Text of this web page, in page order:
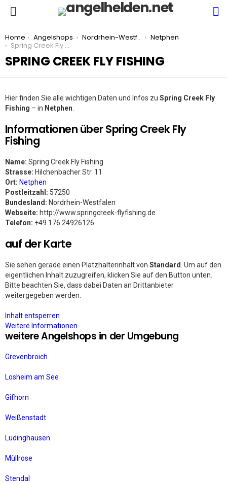
You are here:
Home Angelshops Nordrhein-Westfalen
Netphen
Spring Creek Fly Fishing
SPRING CREEK FLY FISHING
Hier finden Sie alle wichtigen Daten und Infos zu Spring Creek Fly
Fishing – in Netphen
Informationen über Spring Creek Fly
Fishing
Name: Spring Creek Fly Fishing
Strasse: Hilchenbacher Str. 11
Ort: Netphen
Postleitzahl: 57250
Bundesland: Nordrhein-Westfalen
Webseite: http://www.springcreek-flyfishing.de
Telefon: +49 176 24926126
auf der Karte
Sie sehen gerade einen Platzhalterinhalt von Standard . Um auf den
eigentlichen Inhalt zuzugreifen, klicken Sie auf den Button unten.
Bitte beachten Sie, dass dabei Daten an Drittanbieter
weitergegeben werden.
Inhalt entsperren
Weitere Informationen
weitere Angelshops in der Umgebung
Grevenbroich
Losheim am See
Gifhorn
Weißenstadt
Lüdinghausen
Müllrose
Stendal